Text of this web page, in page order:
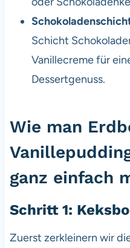
Schicht
Vanillecreme für
Dessertgenuss.
Wie man
ganz einfach
Schritt 1:
Zuerst zerkleinern wir